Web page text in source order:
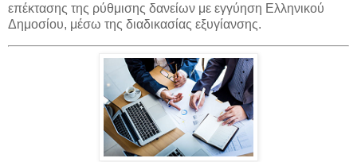
επέκτασης της ρύθμισης δανείων με εγγύηση Ελληνικού
Δημοσίου, μέσω της διαδικασίας εξυγίανσης.